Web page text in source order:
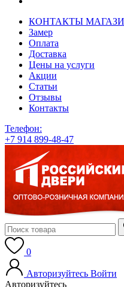
КОНТАКТЫ
Замер
Оплата
Доставка
Цены на услуги
Акции
Статьи
Отзывы
Контакты
Телефон:
+7 914 899-48-47
0
Авторизуйтесь Войти
Авторизуйтесь